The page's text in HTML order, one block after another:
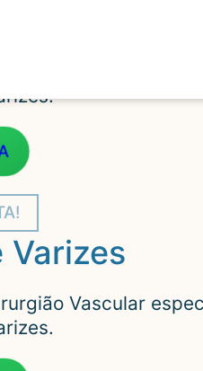
Vascular
Varizes
Vascular